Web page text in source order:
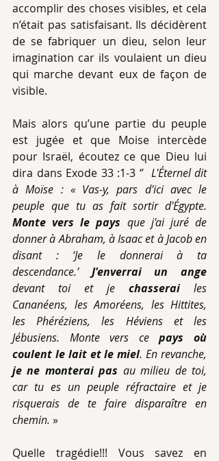
accomplir des choses visibles, et cela
n’était pas satisfaisant. Ils décidèrent
de se fabriquer un dieu, selon leur
imagination car ils voulaient un dieu
qui marche devant eux de façon de
visible.
Mais alors qu’une partie du peuple
est jugée et que Moise intercède
pour Israël, écoutez ce que Dieu lui
dira dans Exode 33 :1-3 ‘’ L'Éternel dit
à Moïse : « Vas-y, pars d'ici avec le
Monte vers le pays que j'ai juré de
donner à Abraham, à Isaac et à Jacob en
disant : ‘Je le donnerai à ta
descendance.’ J'enverrai un ange
devant toi et je chasserai les
Cananéens, les Amoréens, les Hittites,
les Phéréziens, les Héviens et les
Jébusiens. Monte vers ce pays où
coulent le lait et le miel. En revanche,
je ne monterai pas au milieu de toi,
car tu es un peuple réfractaire et je
risquerais de te faire disparaître en
chemin. »
Quelle tragédie!!! Vous savez en